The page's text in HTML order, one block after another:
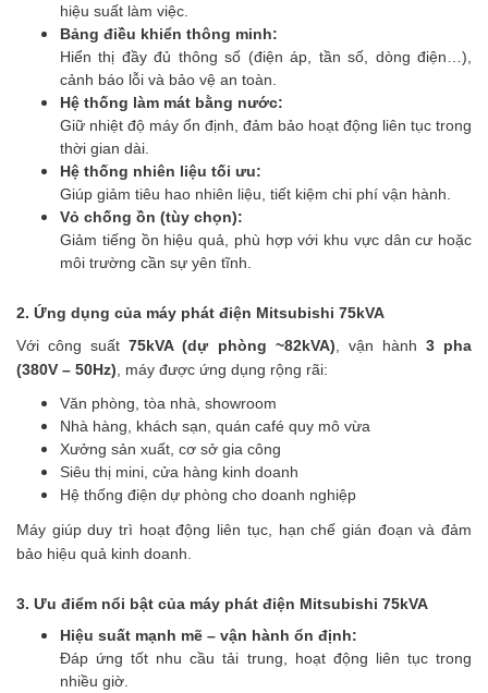
hiệu suất làm việc.
Bảng điều khiển thông minh:
Hiển thị đầy đủ thông số (điện áp, tần số, dòng điện…),
cảnh báo lỗi và bảo vệ an toàn.
Hệ thống làm mát bằng nước:
Giữ nhiệt độ máy ổn định, đảm bảo hoạt động liên tục trong
thời gian dài.
Hệ thống nhiên liệu tối ưu:
Giúp giảm tiêu hao nhiên liệu, tiết kiệm chi phí vận hành.
Vỏ chống ồn (tùy chọn):
Giảm tiếng ồn hiệu quả, phù hợp với khu vực dân cư hoặc
môi trường cần sự yên tĩnh.
2. Ứng dụng của máy phát điện Mitsubishi 75kVA
Với công suất75kVA (dự phòng ~82kVA) , vận hành 3 pha
(380V – 50Hz) , máy được ứng dụng rộng rãi:
Văn phòng, tòa nhà, showroom
Nhà hàng, khách sạn, quán café quy mô vừa
Xưởng sản xuất, cơ sở gia công
Siêu thị mini, cửa hàng kinh doanh
Hệ thống điện dự phòng cho doanh nghiệp
Máy giúp duy trì hoạt động liên tục, hạn chế gián đoạn và đảm
bảo hiệu quả kinh doanh.
3. Ưu điểm nổi bật của máy phát điện Mitsubishi 75kVA
Hiệu suất mạnh mẽ – vận hành ổn định:
Đáp ứng tốt nhu cầu tải trung, hoạt động liên tục trong
nhiều giờ.